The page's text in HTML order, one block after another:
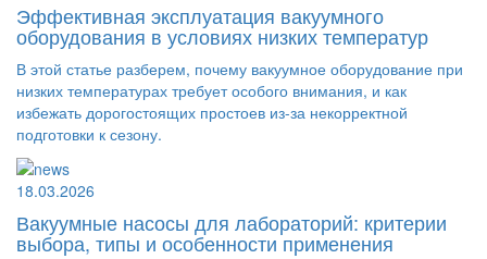
Эффективная эксплуатация вакуумного
оборудования в условиях низких температур
В этой статье разберем, почему вакуумное оборудование при
низких температурах требует особого внимания, и как
избежать дорогостоящих простоев из-за некорректной
подготовки к сезону.
18.03.2026
Вакуумные насосы для лабораторий: критерии
выбора, типы и особенности применения